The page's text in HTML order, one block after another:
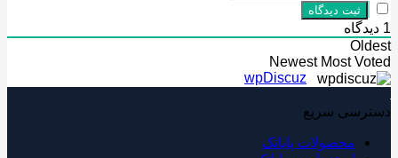
Newest Most
wpDiscuz
سریع
محصولات پایاتک